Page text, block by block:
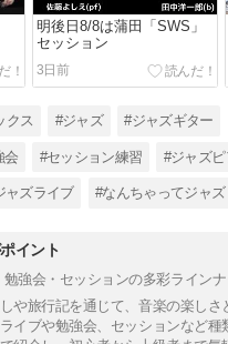
明後日8/8は蒲田「SWS」
セッション
3日前
クス #ジャズ #ジャズギター
会 #セッション練習 #ジャズピ
ャズライブ #なんちゃってジャズ
イント
勉強会・セッションの多彩ライン
や旅行記を通じて、音楽の楽しさ
イブや勉強会、セッションなど種